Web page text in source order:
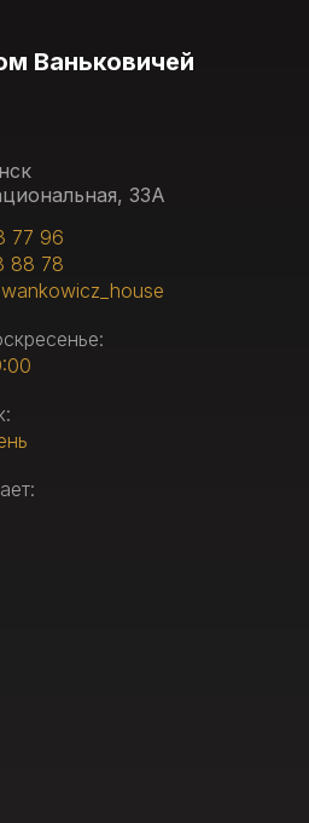
Ваньковичей
33А
77 96
88 78